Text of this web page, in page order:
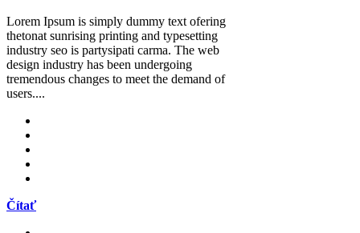
Lorem Ipsum is simply dummy text ofering
thetonat sunrising printing and typesetting
industry seo is partysipati carma. The web
design industry has been undergoing
tremendous changes to meet the demand of
users....
Čítať